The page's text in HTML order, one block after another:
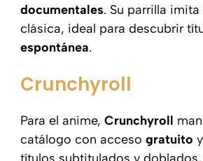
documentales. Su parrilla
clásica, ideal para descubrir
espontánea.
Crunchyroll
Para el anime, Crunchyroll
catálogo con acceso gratuito